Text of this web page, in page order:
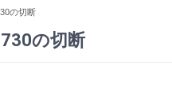
の切断
の切断